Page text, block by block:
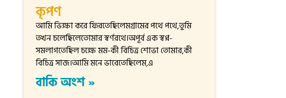
কৃপণ
আমি ভিক্ষা করে ফিরতেছিলেমগ্রামের পথে পথে,তুমি
তখন চলেছিলেতোমার স্বর্ণরথে।অপূর্ব এক স্বপ্ন-
সমলাগতেছিল চক্ষে মম-কী বিচিত্র শোভা তোমার,কী
বিচিত্র সাজ।আমি মনে ভাবেতেছিলেম,এ
বাকি অংশ »